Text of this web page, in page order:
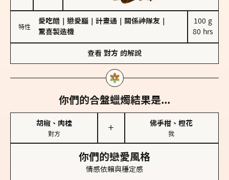
特性
愛吃醋 戀愛腦 計畫通 關係神隊友
驚喜製造機
100 g
80 hrs
查看 對方 的解說
你們的合盤蠟燭結果是...
胡椒、肉桂
對方
＋
佛手柑、橙花
我
你們的戀愛風格
情感依賴與穩定感